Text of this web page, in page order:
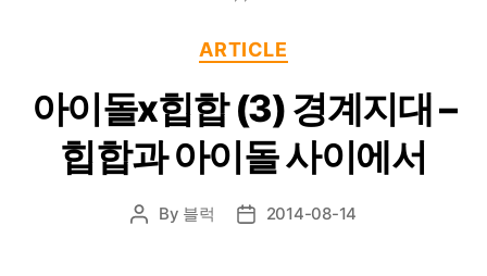
Categories
ARTICLE
아이돌x힙합 (3) 경계지대 –
힙합과 아이돌 사이에서
Post
By 블럭
Post2014-08-14